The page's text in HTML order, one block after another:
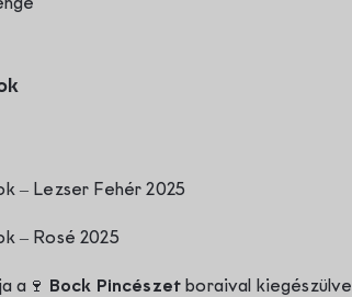
– Lezser Fehér 2025
– Rosé 2025
a 🍷 Bock Pincészet boraival kiegészülve